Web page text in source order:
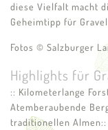
diese Vielfalt macht
Geheimtipp für
Fotos © Salzburger
Highlights für
:: Kilometerlange
Atemberaubende
traditionellen Almen